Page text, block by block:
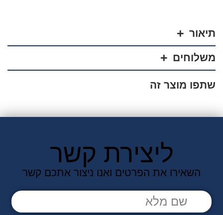
אני מאשר/ת קבלת דיוור פרסומי במייל
עבהתיאור
משלוחים
שתפו מוצר זה
ליצירת קשר
השאירו את הפרטים ואנו ניצור אתכם קשר